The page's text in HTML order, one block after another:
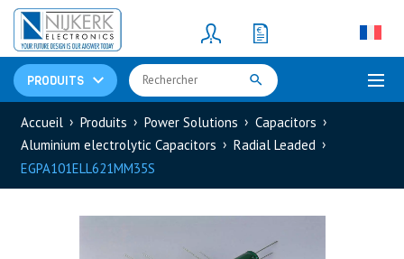
PRODUITS
Resistors(781)
Shunt Resistor
Accueil Produits Power Solutions
Capacitors
Aluminium electrolytic Capacitors
Radial Leaded
EGPA101ELL621MM35S